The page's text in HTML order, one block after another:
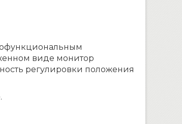
виде монитор
регулировки положения